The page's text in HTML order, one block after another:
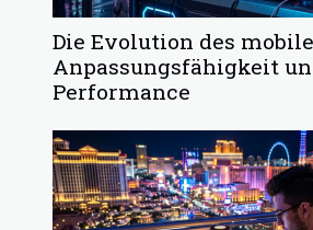
Die Evolution des
Anpassungsfähigkeit
Performance